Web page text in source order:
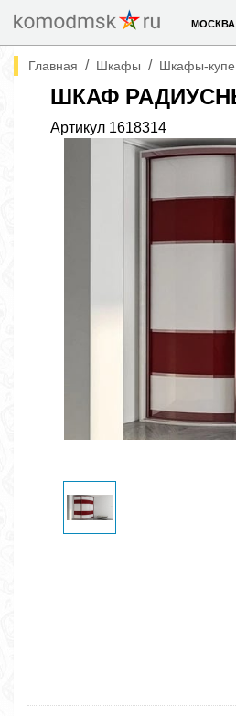
МОСКВА
Главная / Шкафы / Шкафы-купе
ШКАФ
Артикул 1618314